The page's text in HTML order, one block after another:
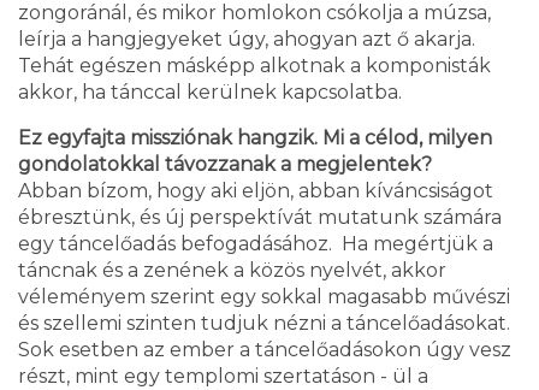
zongoránál, és mikor homlokon csókolja a múzsa,
leírja a hangjegyeket úgy, ahogyan azt ő akarja.
Tehát egészen másképp alkotnak a komponisták
akkor, ha tánccal kerülnek kapcsolatba.
Ez egyfajta missziónak hangzik. Mi a célod, milyen
gondolatokkal távozzanak a megjelentek?
Abban bízom, hogy aki eljön, abban kíváncsiságot
ébresztünk, és új perspektívát mutatunk számára
egy táncelőadás befogadásához. Ha megértjük a
táncnak és a zenének a közös nyelvét, akkor
véleményem szerint egy sokkal magasabb művészi
és szellemi szinten tudjuk nézni a táncelőadásokat.
Sok esetben az ember a táncelőadásokon úgy vesz
részt, mint egy templomi szertatáson - ül a